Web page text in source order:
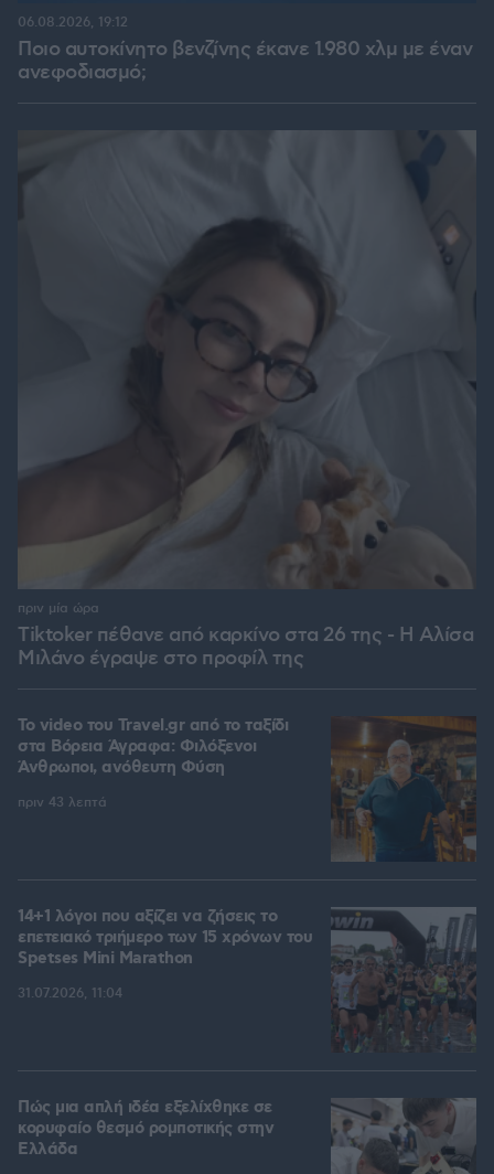
Ποιο αυτοκίνητο βενζίνης έκανε 1.980 χλμ με έναν
ανεφοδιασμό;
06.08.2026, 19:12
Tiktoker πέθανε από καρκίνο στα 26 της - Η Αλίσα
Μιλάνο έγραψε στο προφίλ της
πριν μία ώρα
To video του Travel.gr από το ταξίδι
στα Βόρεια Άγραφα: Φιλόξενοι
Άνθρωποι, ανόθευτη Φύση
πριν 43 λεπτά
14+1 λόγοι που αξίζει να ζήσεις το
επετειακό τριήμερο των 15 χρόνων του
Spetses Mini Marathon
31.07.2026, 11:04
Πώς μια απλή ιδέα εξελίχθηκε σε
κορυφαίο θεσμό ρομποτικής στην
Ελλάδα